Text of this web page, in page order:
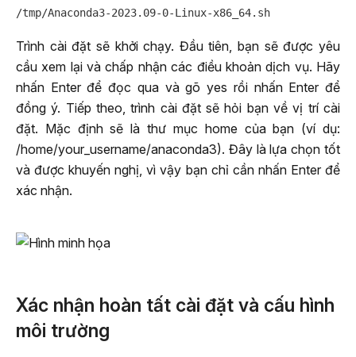
Trình cài đặt sẽ khởi chạy. Đầu tiên, bạn sẽ được yêu
cầu xem lại và chấp nhận các điều khoản dịch vụ. Hãy
nhấn Enter để đọc qua và gõ yes rồi nhấn Enter để
đồng ý. Tiếp theo, trình cài đặt sẽ hỏi bạn về vị trí cài
đặt. Mặc định sẽ là thư mục home của bạn (ví dụ:
/home/your_username/anaconda3). Đây là lựa chọn tốt
và được khuyến nghị, vì vậy bạn chỉ cần nhấn Enter để
xác nhận.
Xác nhận hoàn tất cài đặt và cấu hình
môi trường